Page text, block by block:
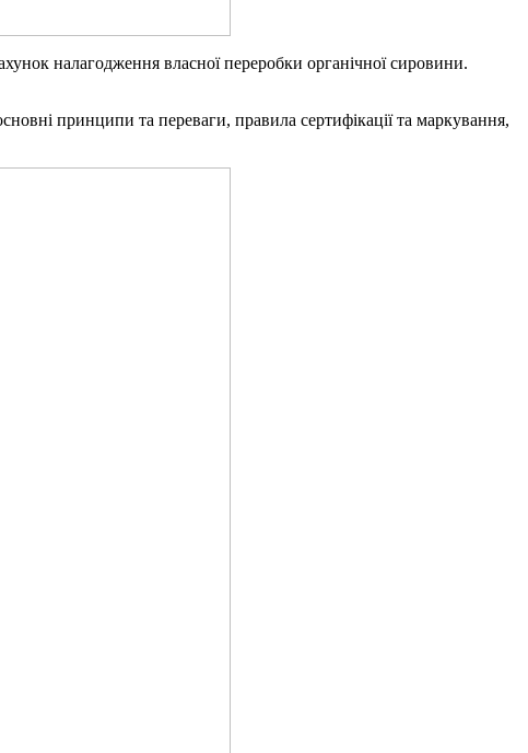
налагодження власної переробки органічної сировини.
принципи та переваги, правила сертифікації та маркування,